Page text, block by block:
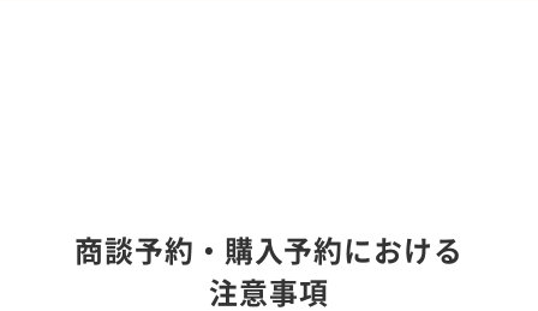
商談予約・購入予約における
注意事項